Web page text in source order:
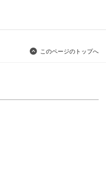
このページのトップへ